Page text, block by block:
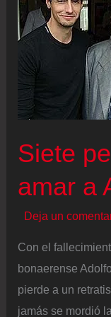
Siete
amar a
Deja un
Con el
bonaerense
pierde a un
jamás se mordió